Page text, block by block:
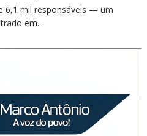
6,1 mil responsáveis — um
em...